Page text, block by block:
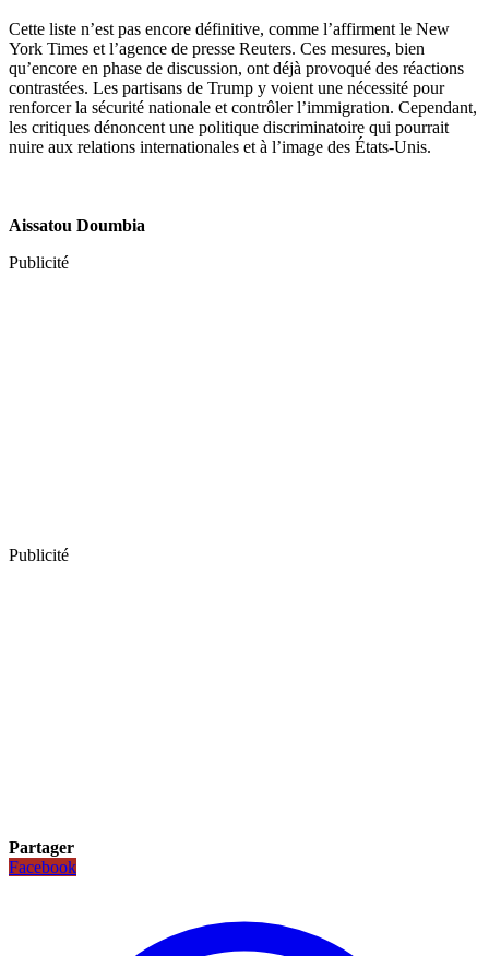
Cette liste n’est pas encore définitive, comme l’affirment le New
York Times et l’agence de presse Reuters. Ces mesures, bien
qu’encore en phase de discussion, ont déjà provoqué des réactions
contrastées. Les partisans de Trump y voient une nécessité pour
renforcer la sécurité nationale et contrôler l’immigration. Cependant,
les critiques dénoncent une politique discriminatoire qui pourrait
nuire aux relations internationales et à l’image des États-Unis.
Aissatou Doumbia
Publicité
Publicité
Partager
Facebook